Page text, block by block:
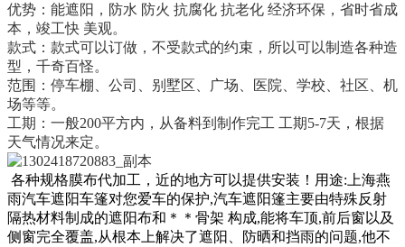
优势：能遮阳，防水 防火 抗腐化 抗老化 经济环保，省时省成
本，竣工快 美观。
款式：款式可以订做，不受款式的约束，所以可以制造各种造
型，千奇百怪。
范围：停车棚、公司、别墅区、广场、医院、学校、社区、机
场等等。
工期：一般200平方内，从备料到制作完工 工期5-7天，根据
天气情况来定。
各种规格膜布代加工，近的地方可以提供安装！用途: 上海燕
雨汽车遮阳车篷对您爱车的保护,汽车遮阳篷主要由特殊反射
隔热材料制成的遮阳布和＊＊骨架 构成,能将车顶,前后窗以及
侧窗完全覆盖,从根本上解决了遮阳、防晒和挡雨的问题,他不